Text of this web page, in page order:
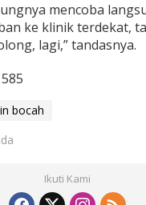
mencoba
ke klinik terdekat,
lagi,” tandasnya.
585
bocah
Ikuti Kami